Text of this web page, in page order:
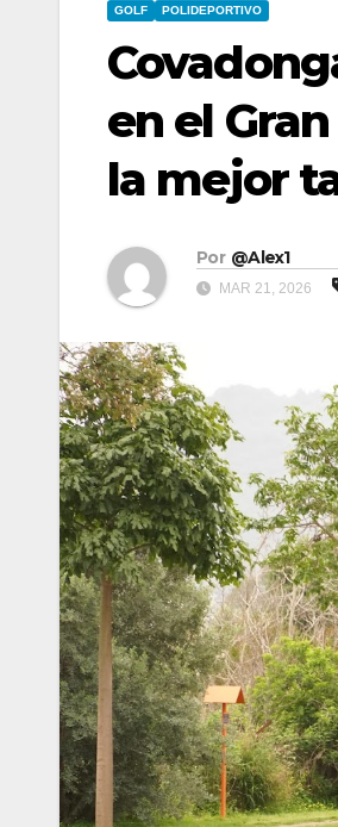
GOLF POLIDEPORTIVO
en el
la mejor
Por @Alex1
MAR 21, 2026